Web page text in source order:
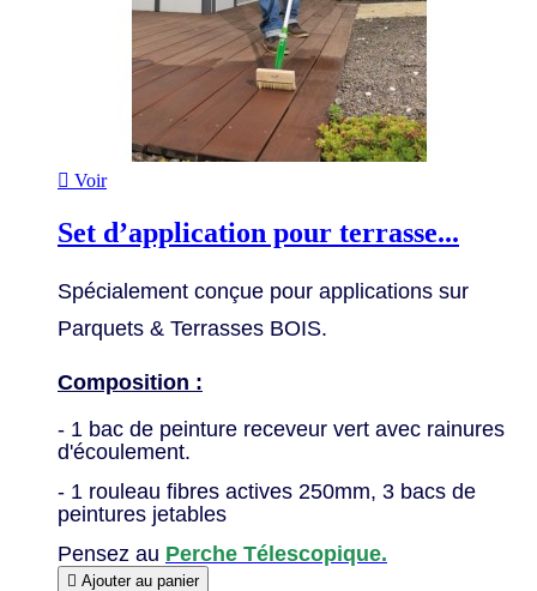
 Voir
Set d’application pour terrasse...
Spécialement conçue pour applications sur
Parquets & Terrasses BOIS.
Composition :
- 1 bac de peinture receveur vert avec rainures
d'écoulement.
- 1 rouleau fibres actives 250mm, 3 bacs de
peintures jetables
Pensez au Perche Télescopique.
 Ajouter au panier